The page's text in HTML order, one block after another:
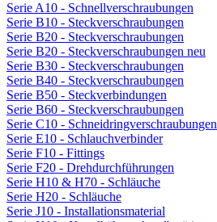
Serie A10 - Schnellverschraubungen
Serie B10 - Steckverschraubungen
Serie B20 - Steckverschraubungen
Serie B20 - Steckverschraubungen neu
Serie B30 - Steckverschraubungen
Serie B40 - Steckverschraubungen
Serie B50 - Steckverbindungen
Serie B60 - Steckverschraubungen
Serie C10 - Schneidringverschraubungen
Serie E10 - Schlauchverbinder
Serie F10 - Fittings
Serie F20 - Drehdurchführungen
Serie H10 & H70 - Schläuche
Serie H20 - Schläuche
Serie J10 - Installationsmaterial